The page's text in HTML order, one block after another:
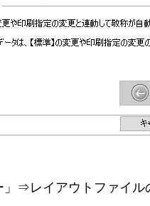
」⇒レイアウトファイ